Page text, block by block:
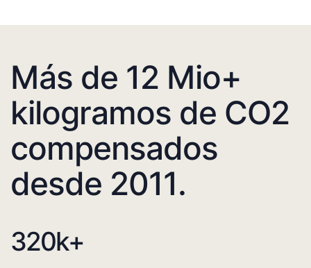
Más de 12 Mio+
kilogramos de CO2
compensados
desde 2011.
320k+